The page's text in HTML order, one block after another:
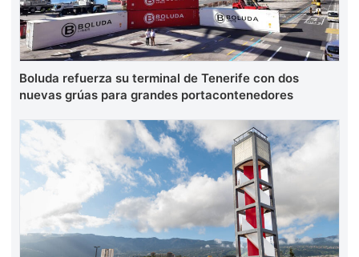
Boluda refuerza su terminal de Tenerife con dos
nuevas grúas para grandes portacontenedores